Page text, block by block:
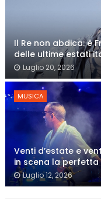
Il Re non abdica: è
delle ultime estati
Luglio 20, 2026
MUSICA
Venti d’estate e
in scena la
Luglio 12, 2026